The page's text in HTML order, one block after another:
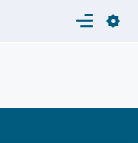
Login